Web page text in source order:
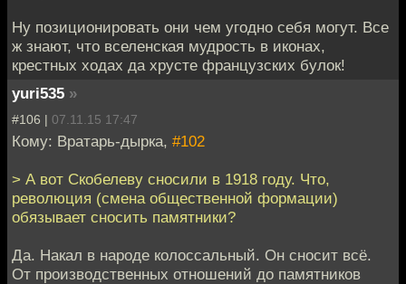
Ну позиционировать они чем угодно себя могут. Все
ж знают, что вселенская мудрость в иконах,
крестных ходах да хрусте французских булок!
yuri535 »
#106 | 07.11.15 17:47
Кому: Вратарь-дырка, #102
> А вот Скобелеву сносили в 1918 году. Что,
революция (смена общественной формации)
обязывает сносить памятники?
Да. Накал в народе колоссальный. Он сносит всё.
От производственных отношений до памятников